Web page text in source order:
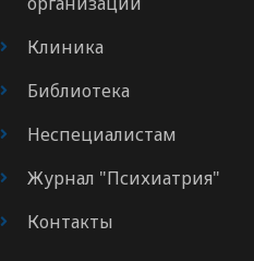
Клиника
Библиотека
Неспециалистам
Журнал "Психиатрия"
Контакты